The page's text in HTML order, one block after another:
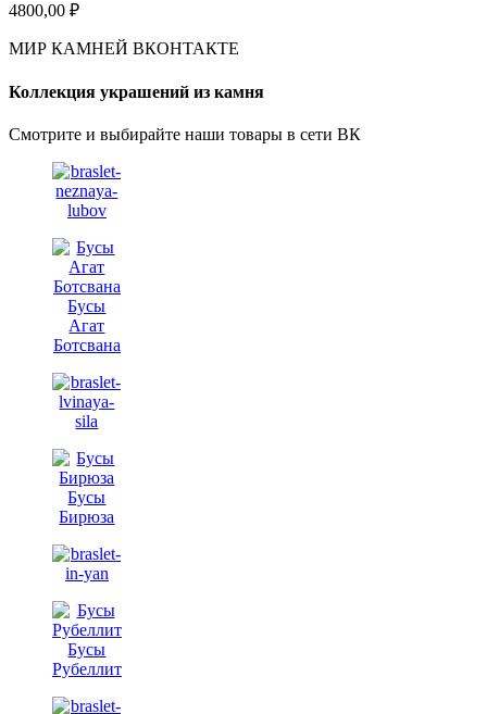
4800,00 ₽
МИР КАМНЕЙ ВКОНТАКТЕ
Коллекция украшений из камня
Смотрите и выбирайте наши товары в сети ВК
Бусы
Агат
Ботсвана
Бусы
Бирюза
Бусы
Рубеллит